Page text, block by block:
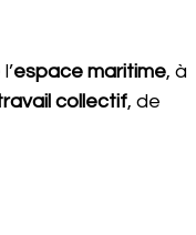
espace maritime, à
collectif, de